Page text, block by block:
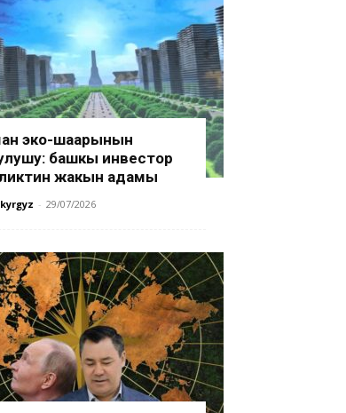
эко-шаарынын
башкы инвестор
жакын адамы
- 29/07/2026